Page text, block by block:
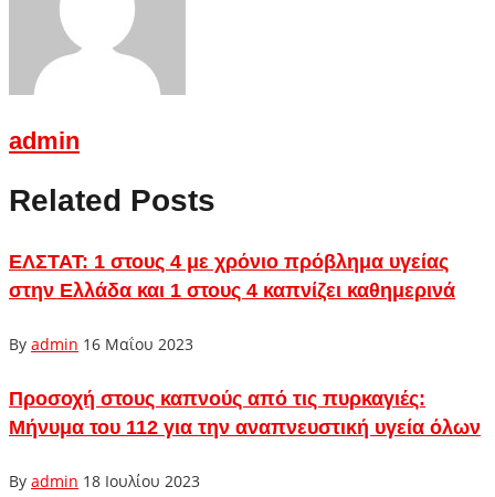
admin
Related Posts
ΕΛΣΤΑΤ: 1 στους 4 με χρόνιο πρόβλημα υγείας
στην Ελλάδα και 1 στους 4 καπνίζει καθημερινά
By admin 16 Μαΐου 2023
Προσοχή στους καπνούς από τις πυρκαγιές:
Μήνυμα του 112 για την αναπνευστική υγεία όλων
By admin 18 Ιουλίου 2023